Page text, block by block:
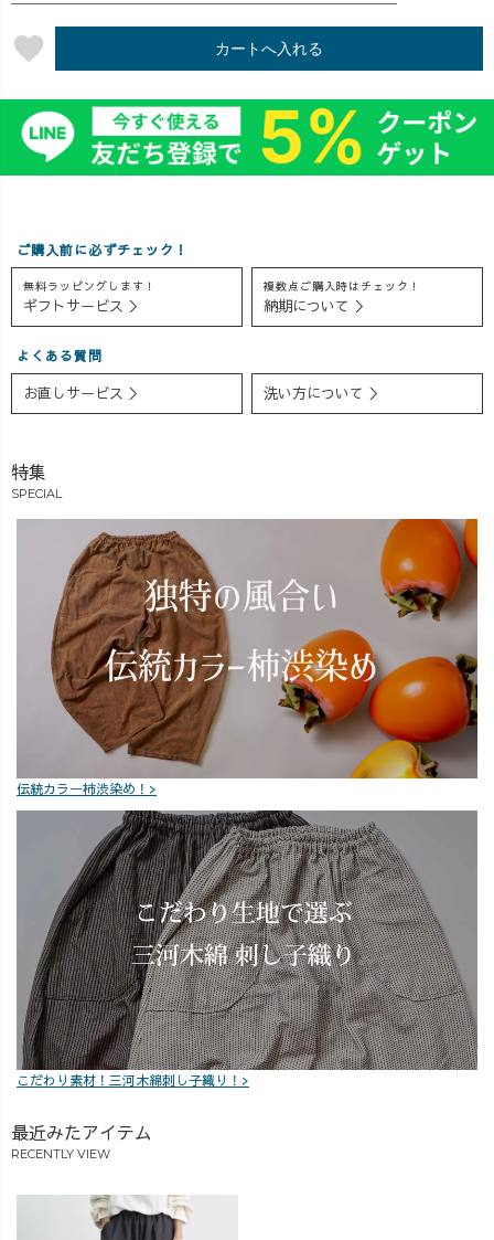
んの人の手を経
て、一着の服が
からこそ、経済
合理性のため
に、作りすぎて
あることに違和
感を感じてきま
した。 はじめか
ら「なるべく必
要な分だけをつ
くりたい」。 そ
のために選んだ
です。 📦「すぐ
届く」のが当た
り前の今、受注
生産をすること
で 「お待たせし
てしまうこと」
は正直、とても
不安でした。 し
かし、UZUiRO
の取り組みや想
いを少しずつお
伝えしながら服
まではたくさん
のお客様が同じ
想いを共感して
くだっていま
も、愛おしく感
じていただける
ような、たくさ
んの人たちの
「想い」が詰ま
った一着をこれ
からもお届けし
ていきます。
#受注生産の服 #
草木染め #大人
ゼTシャツ！
ふんわりシルエ
ーキュラースカ
ートと合わせた
ら、 思わず「こ
要あるかな？ご
意見お待ちして
ます🫣♡
ーン #撮影の裏
側 #ガーゼ #アラ
着心地＆シルエ
ットを見直して
復活✨ ✔️ 気にな
ルなのに“大人可
愛い”を叶えるT
シャツ 今回は、
で染めた ＼限定
5着のラベンダー
染めてほし
い！」という方
はぜひコメント
で教えてね✍️ 皆
さんの声で、リ
ベンジパープル
染めるかも？🤭
#UZUiRO #骨
格ストレート #
草木染め #大人
カジュアルコー
favorite カートへ入れる
ご購入前に必ずチェック！
無料ラッピングします！
ギフトサービス ＞
複数点ご購入時はチェック！
納期について ＞
よくある質問
お直しサービス ＞ 洗い方について ＞
特集
SPECIAL
伝統カラー柿渋染め！>
こだわり素材！三河木綿刺し子織り！>
最近みたアイテム
RECENTLY VIEW